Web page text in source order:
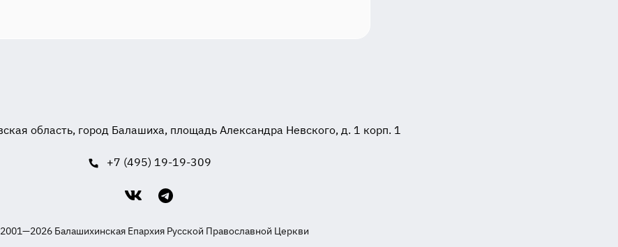
область, город Балашиха, площадь Александра Невского, д. 1 корп. 1
+7 (495) 19-19-309
Балашихинская Епархия Русской Православной Церкви